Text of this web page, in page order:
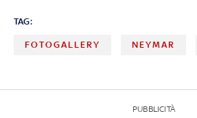
TAG:
FOTOGALLERY NEYMAR
PUBBLICITÀ